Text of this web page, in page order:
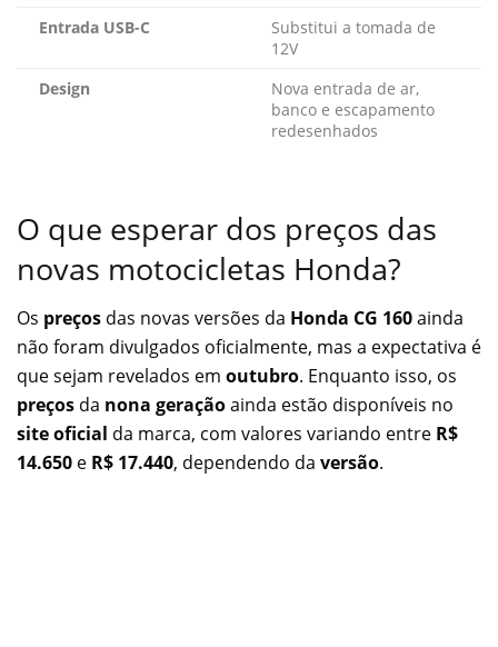
Entrada USB-C
Substitui a tomada de
12V
Design
Nova entrada de ar,
banco e escapamento
redesenhados
O que esperar dos preços das
novas motocicletas Honda?
Os preços das novas versões da Honda CG 160ainda
não foram divulgados oficialmente, mas a expectativa é
que sejam revelados em outubro. Enquanto isso, os
preços da nona geraçãoainda estão disponíveis no
site oficial da marca, com valores variando entre R$
14.650 e R$ 17.440, dependendo da versão.